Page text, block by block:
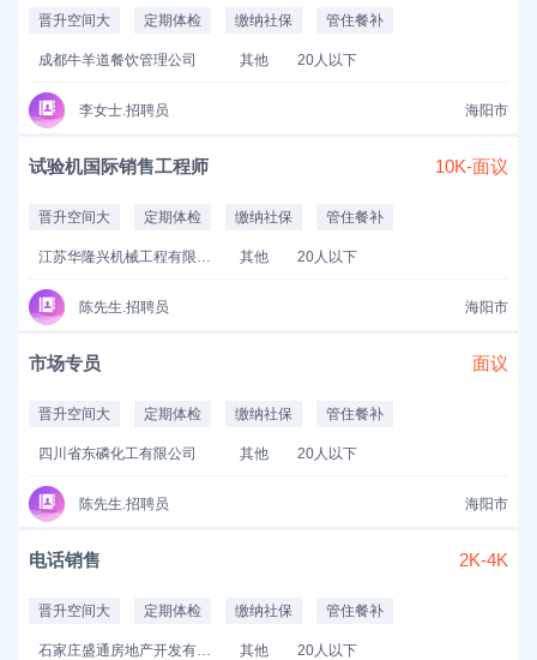
晋升空间大 定期体检 缴纳社保 管住餐补
成都牛羊道餐饮管理公司 其他 20人以下
李女士.招聘员 海阳市
试验机国际销售工程师 10K-面议
晋升空间大 定期体检 缴纳社保 管住餐补
江苏华隆兴机械工程有限公司 其他 20人以下
陈先生.招聘员 海阳市
市场专员 面议
晋升空间大 定期体检 缴纳社保 管住餐补
四川省东磷化工有限公司 其他 20人以下
陈先生.招聘员 海阳市
电话销售 2K-4K
晋升空间大 定期体检 缴纳社保 管住餐补
石家庄盛通房地产开发有限公司 其他 20人以下